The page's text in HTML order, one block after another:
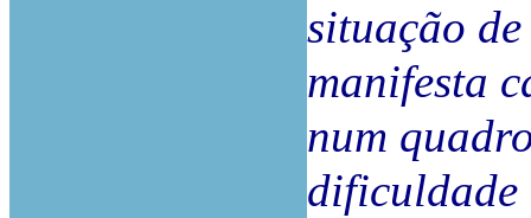
situação
manifesta
num
dificuldade